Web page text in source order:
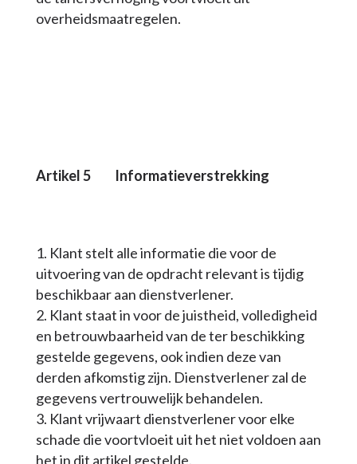
overheidsmaatregelen.
Artikel 5 Informatieverstrekking
Klant stelt alle informatie die voor de
uitvoering van de opdracht relevant is tijdig
beschikbaar aan dienstverlener.
Klant staat in voor de juistheid, volledigheid
en betrouwbaarheid van de ter beschikking
gestelde gegevens, ook indien deze van
derden afkomstig zijn. Dienstverlener zal de
gegevens vertrouwelijk behandelen.
Klant vrijwaart dienstverlener voor elke
schade die voortvloeit uit het niet voldoen aan
het in dit artikel gestelde.